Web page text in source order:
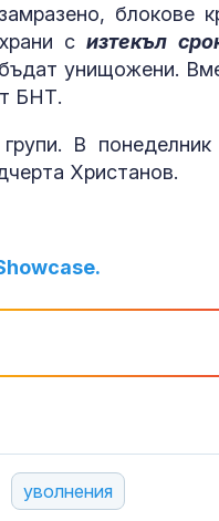
блокове
храни сизтекъл
унищожени.
БНТ.
В
Христанов.
уволнения
Първите
август няма
напълнят
Европа
пловдивски
РИОСВ следи